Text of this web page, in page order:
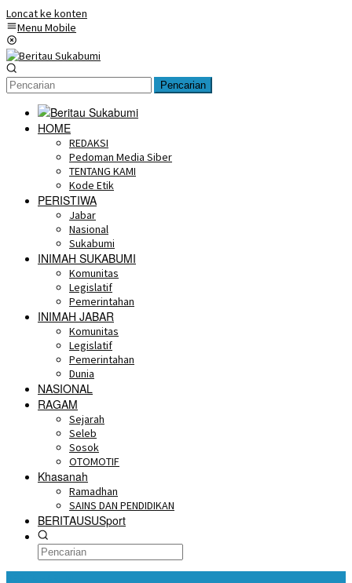
Loncat ke konten
Menu Mobile
Pencarian
HOME
REDAKSI
Pedoman Media Siber
TENTANG KAMI
Kode Etik
PERISTIWA
Jabar
Nasional
Sukabumi
INIMAH SUKABUMI
Komunitas
Legislatif
Pemerintahan
INIMAH JABAR
Komunitas
Legislatif
Pemerintahan
Dunia
NASIONAL
RAGAM
Sejarah
Seleb
Sosok
OTOMOTIF
Khasanah
Ramadhan
SAINS DAN PENDIDIKAN
BERITAUSUSport